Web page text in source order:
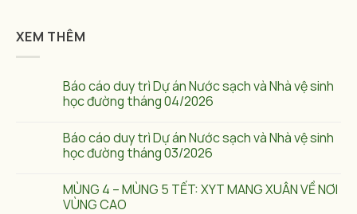
XEM THÊM
Báo cáo duy trì Dự án Nước sạch và Nhà vệ sinh
học đường tháng 04/2026
Báo cáo duy trì Dự án Nước sạch và Nhà vệ sinh
học đường tháng 03/2026
MÙNG 4 – MÙNG 5 TẾT: XYT MANG XUÂN VỀ NƠI
VÙNG CAO